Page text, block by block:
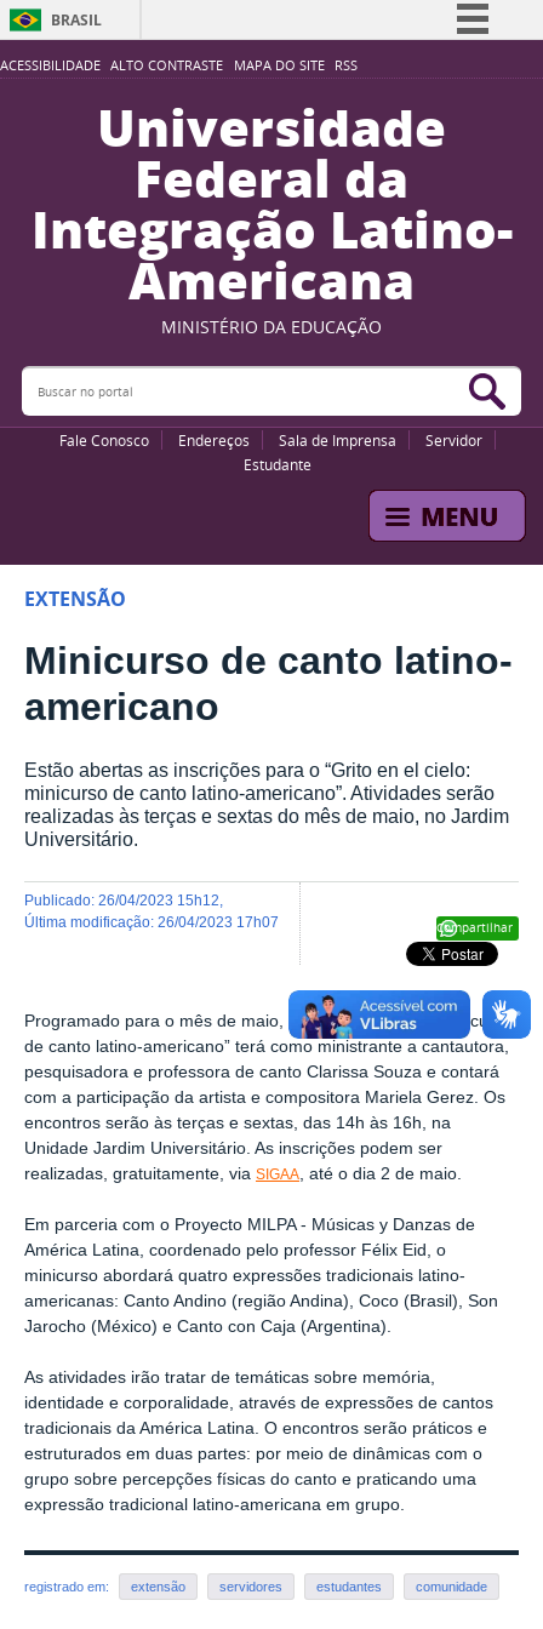
ACESSIBILIDADE ALTO CONTRASTE MAPA DO SITE RSS
BRASIL
Simplifique!
Participe
Acesso à informação
Legislação
Canais
Universidade
Federal da
Integração Latino-
Americana
MINISTÉRIO DA EDUCAÇÃO
Buscar no portal
Fale Conosco Endereços Sala de Imprensa
Servidor
Estudante
EXTENSÃO
Minicurso de canto latino-
americano
Estão abertas as inscrições para o “Grito en el cielo:
minicurso de canto latino-americano”. Atividades serão
realizadas às terças e sextas do mês de maio, no Jardim
Universitário.
Compartilhar
publicado: 26/04/2023 15h12
última modificação: 26/04/2023 17h07
Programado para o mês de maio, o “Grito en el cielo: minicurso
de canto latino-americano” terá como ministrante a cantautora,
pesquisadora e professora de canto Clarissa Souza e contará
com a participação da artista e compositora Mariela Gerez. Os
encontros serão às terças e sextas, das 14h às 16h, na
Unidade Jardim Universitário. As inscrições podem ser
realizadas, gratuitamente, via SIGAA , até o dia 2 de maio.
Em parceria com o Proyecto MILPA - Músicas y Danzas de
América Latina, coordenado pelo professor Félix Eid, o
minicurso abordará quatro expressões tradicionais latino-
americanas: Canto Andino (região Andina), Coco (Brasil), Son
Jarocho (México) e Canto con Caja (Argentina).
As atividades irão tratar de temáticas sobre memória,
identidade e corporalidade, através de expressões de cantos
tradicionais da América Latina. O encontros serão práticos e
estruturados em duas partes: por meio de dinâmicas com o
grupo sobre percepções físicas do canto e praticando uma
expressão tradicional latino-americana em grupo.
registrado em: extensão servidores estudantes comunidade